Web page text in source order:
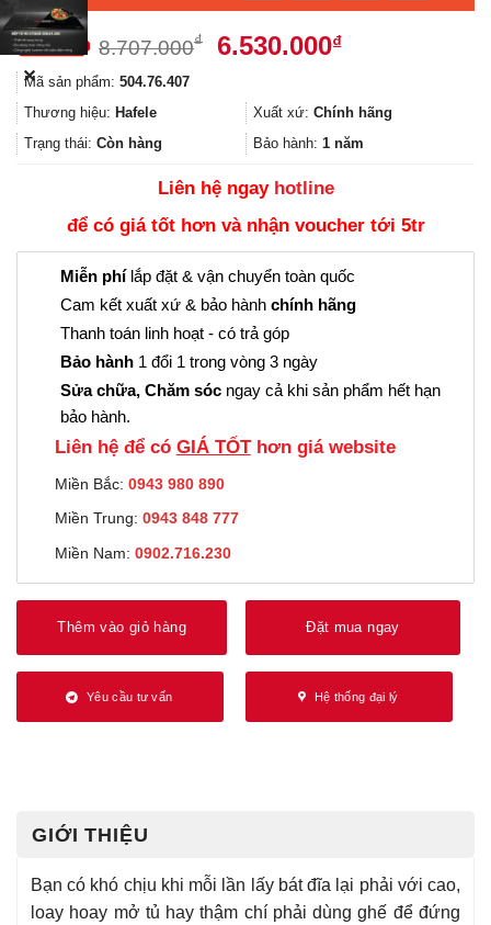
8.707.000₫
Giá
8.707.000₫.
6.530.000₫Giá
là:
6.530.000₫.
Mã sản phẩm: 504.76.407
Thương hiệu: Hafele Xuất xứ: Chính hãng
Trạng thái: Còn hàng Bảo hành: 1 năm
Liên hệ ngay hotline
để có giá tốt hơn và nhận voucher tới 5tr
Miễn phílắp đặt & vận chuyển toàn quốc
Cam kết xuất xứ & bảo hành chính hãng
Thanh toán linh hoạt - có trả góp
Bảo hành 1 đổi 1 trong vòng 3 ngày
Sửa chữa, Chăm sóc ngay cả khi sản phẩm hết hạn
bảo hành.
Liên hệ để có GIÁ TỐThơn giá website
Miền Bắc: 0943 980 890
Miền Trung: 0943 848 777
Miền Nam: 0902.716.230
Thêm vào giỏ hàng Đặt mua ngay
Yêu cầu tư vấn Hệ thống đại lý
GIỚI THIỆU
Bạn có khó chịu khi mỗi lần lấy bát đĩa lại phải với cao,
loay hoay mở tủ hay thậm chí phải dùng ghế để đứng
✕